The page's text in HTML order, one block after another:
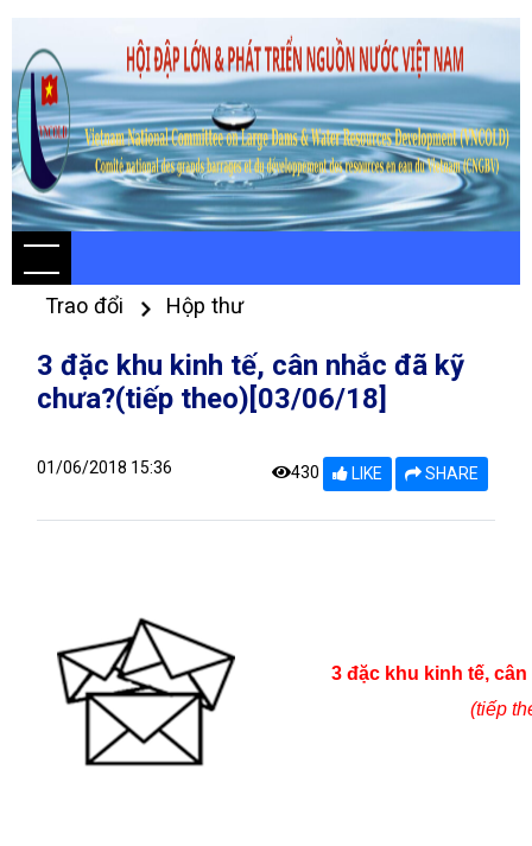
Trao đổi Hộp thư
3 đặc khu kinh tế, cân nhắc đã kỹ
chưa?(tiếp theo)[03/06/18]
01/06/2018 15:36 430 LIKE SHARE
3 đặc khu kinh tế,
(tiếp